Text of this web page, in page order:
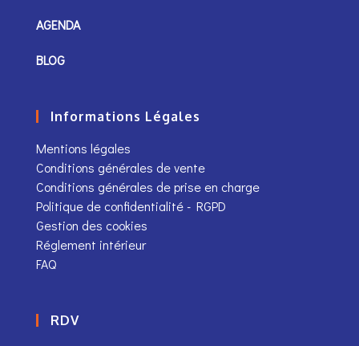
AGENDA
BLOG
Informations Légales
Mentions légales
Conditions générales de vente
Conditions générales de prise en charge
Politique de confidentialité - RGPD
Gestion des cookies
Réglement intérieur
FAQ
RDV